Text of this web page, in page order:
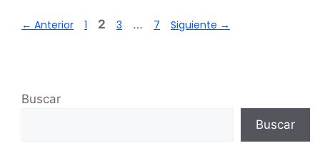
← Anterior 1 2 3 … 7 Siguiente →
Buscar
Buscar